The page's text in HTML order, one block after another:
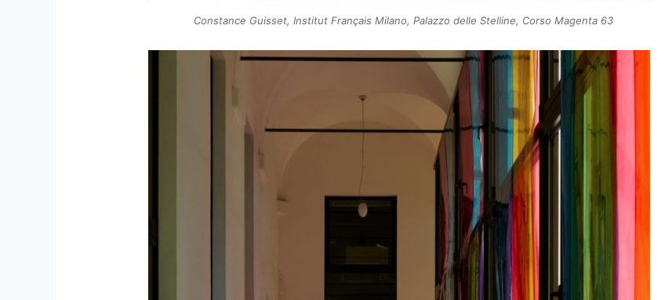
Constance Guisset, Institut Français Milano, Palazzo delle Stelline, Corso Magenta 63